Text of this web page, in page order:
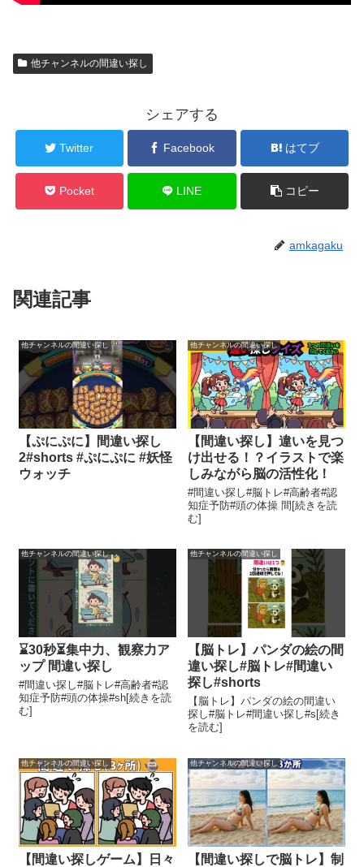
他チャンネルの間違い探し
シェアする
Twitter Facebook はてブ
Pocket LINE コピー
amkagaku
関連記事
他チャンネルの間違い探し
【ぷにぷに】間違い探し
2#shorts #ぷにぷに #妖怪
ウォッチ
他チャンネルの間違い探し
【間違い探し】違いを見つ
け出せる！？イラストで楽
しみながら脳の活性化！
#間違い探し#脳トレ#高齢者#認
知症予防#頭の体操 間[続きを読
む]
他チャンネルの間違い探し
⌛30秒⏳集中力、観察力ア
ップ 間違い探し
#間違い探し#脳トレ#高齢者#認
知症予防#頭の体操#sh[続きを読
む]
他チャンネルの間違い探し
【脳トレ】パンダの絵の間
違い探し#脳トレ#間違い
探し#shorts
【脳トレ】パンダの絵の間違い
探し#脳トレ#間違い探し#s[続き
を読む]
他チャンネルの間違い探し
【間違い探しゲーム】日々
他チャンネルの間違い探し
【間違い探しで脳トレ】制